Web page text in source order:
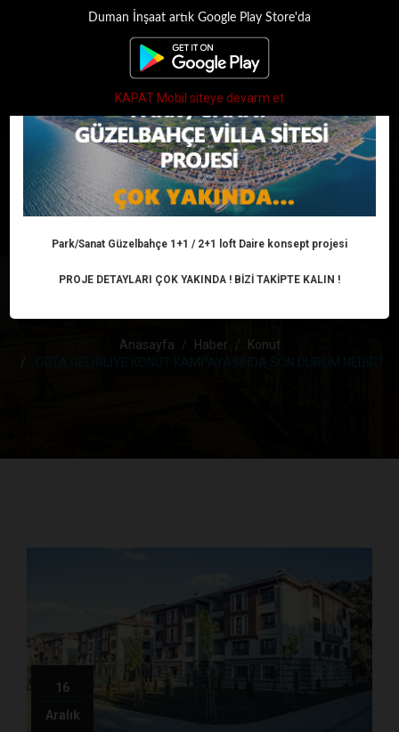
Duman İnşaat artık Google Play Store'da
KAPAT Mobil siteye devarm et
ORTA GELİRLİYE
KONUT
KAMPAYASINDA SON
DURUM NEDİR?
Anasayfa Haber
Konut
16
Aralık
Park/Sanat Güzelbahçe 1+1 / 2+1 loft Daire konsept projesi
PROJE DETAYLARI ÇOK YAKINDA ! BİZİ TAKİPTE KALIN !